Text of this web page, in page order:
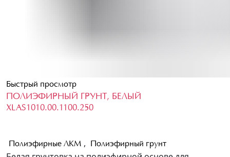
Быстрый просмотр
ПОЛИЭФИРНЫЙ ГРУНТ, БЕЛЫЙ
XLAS1010.00.1100.250
Полиэфирные ЛКМ , Полиэфирный грунт